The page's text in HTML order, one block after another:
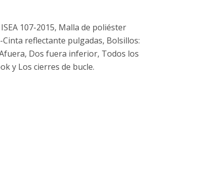
107-2015, Malla de poliéster
reflectante pulgadas, Bolsillos:
Dos fuera inferior, Todos los
y Los cierres de bucle.